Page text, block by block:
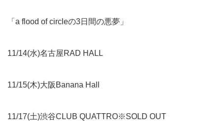
「a flood of circleの3日間の悪夢」
11/14(水)名古屋RAD HALL
11/15(木)大阪Banana Hall
11/17(土)渋谷CLUB QUATTRO※SOLD OUT